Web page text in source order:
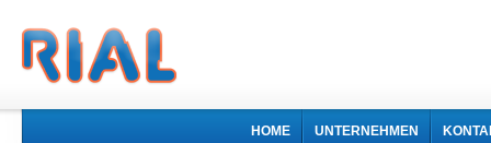
HOME UNTERNEHMEN